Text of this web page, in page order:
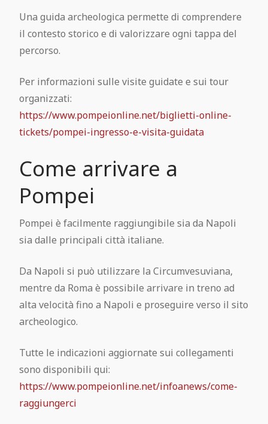
Una guida archeologica permette di comprendere
il contesto storico e di valorizzare ogni tappa del
percorso.
Per informazioni sulle visite guidate e sui tour
organizzati:
https://www.pompeionline.net/biglietti-online-
tickets/pompei-ingresso-e-visita-guidata
Come arrivare a
Pompei
Pompei è facilmente raggiungibile sia da Napoli
sia dalle principali città italiane.
Da Napoli si può utilizzare la Circumvesuviana,
mentre da Roma è possibile arrivare in treno ad
alta velocità fino a Napoli e proseguire verso il sito
archeologico.
Tutte le indicazioni aggiornate sui collegamenti
sono disponibili qui:
https://www.pompeionline.net/infoanews/come-
raggiungerci